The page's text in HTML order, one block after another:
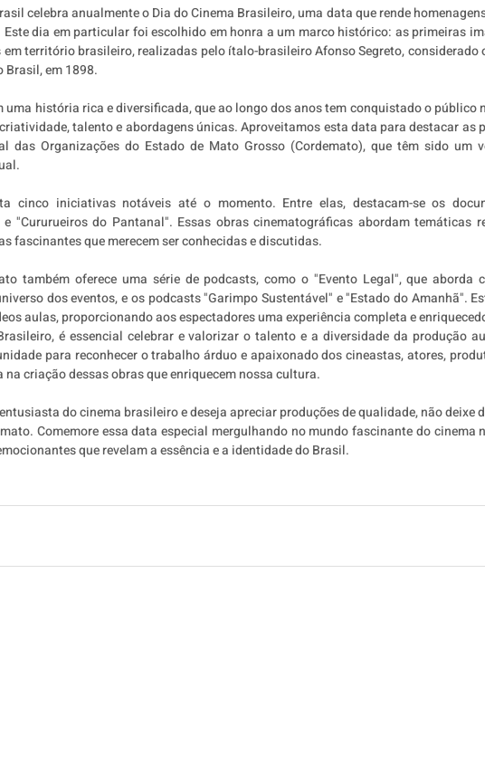
celebra anualmente o Dia do Cinema Brasileiro, uma data que rende
dia em particular foi escolhido em honra a um marco histórico: as primeiras
território brasileiro, realizadas pelo ítalo-brasileiro Afonso Segreto, considerado
em 1898.
uma história rica e diversificada, que ao longo dos anos tem conquistado o público
talento e abordagens únicas. Aproveitamos esta data para destacar as
das Organizações do Estado de Mato Grosso (Cordemato), que têm sido um
cinco iniciativas notáveis até o momento. Entre elas, destacam-se os
"Cururueiros do Pantanal". Essas obras cinematográficas abordam temáticas
fascinantes que merecem ser conhecidas e discutidas.
também oferece uma série de podcasts, como o "Evento Legal", que aborda
dos eventos, e os podcasts "Garimpo Sustentável" e "Estado do Amanhã".
aulas, proporcionando aos espectadores uma experiência completa e
é essencial celebrar e valorizar o talento e a diversidade da produção
para reconhecer o trabalho árduo e apaixonado dos cineastas, atores,
criação dessas obras que enriquecem nossa cultura.
do cinema brasileiro e deseja apreciar produções de qualidade, não deixe
Comemore essa data especial mergulhando no mundo fascinante do cinema
que revelam a essência e a identidade do Brasil.